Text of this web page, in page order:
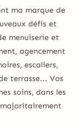
ma marque de
défis et
menuiserie et
agencement
escaliers,
terrasse... Vos
soins, dans les